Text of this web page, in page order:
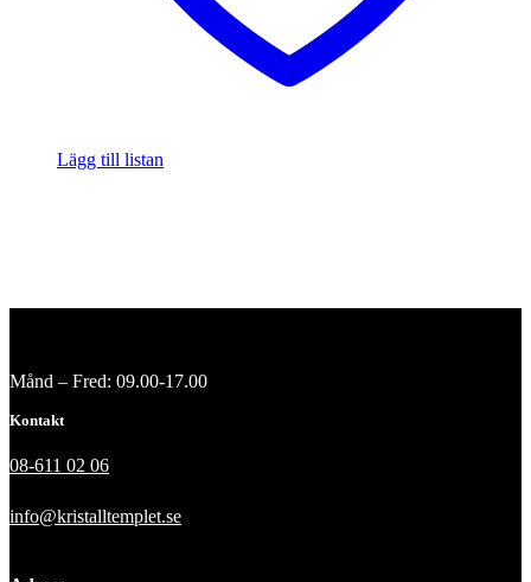
Lägg till listan
Månd – Fred: 09.00-17.00
Kontakt
08-611 02 06
info@kristalltemplet.se